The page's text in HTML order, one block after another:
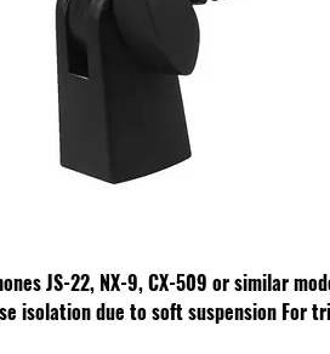
JS-22, NX-9, CX-509 or similar
isolation due to soft suspension For